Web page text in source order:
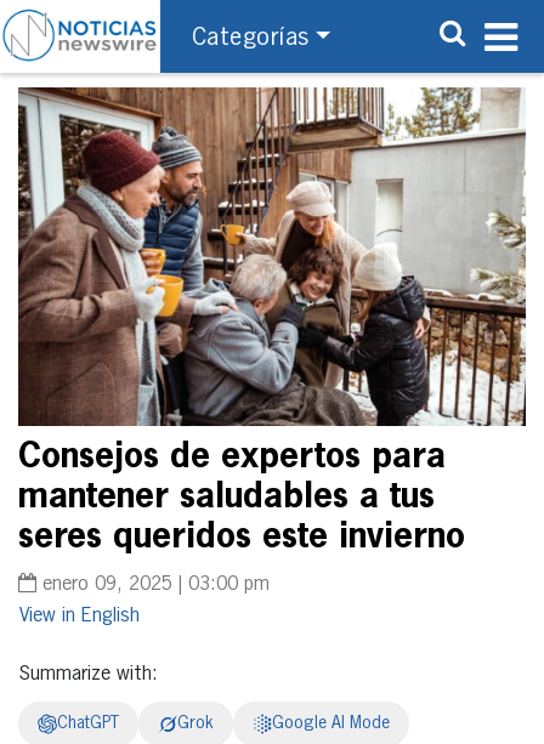
Categorías
Consejos de expertos para
mantener saludables a tus
seres queridos este invierno
enero 09, 2025 | 03:00 pm
English
Summarize with:
ChatGPT Grok Google AI Mode